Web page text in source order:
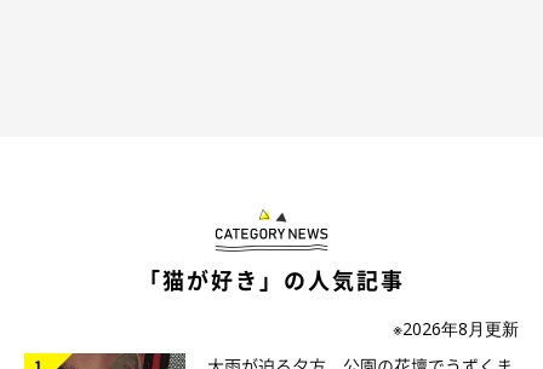
テーブルの上が大好きな梅ちゃんを見て、飼い主さんは
事をしているときはテーブルの上に乗せない」
「猫が好き」の人気記事
※2026年8月更新